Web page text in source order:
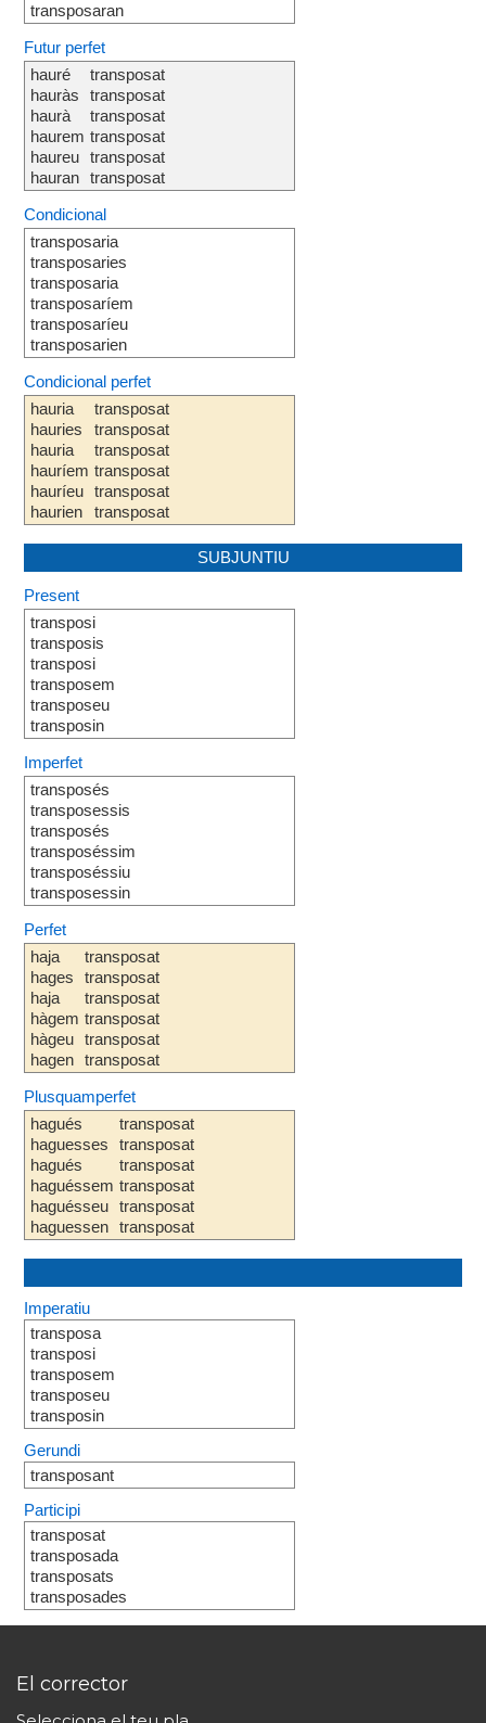
transposaran
Futur perfet
hauré
hauràs
haurà
haurem
haureu
hauran
transposat
transposat
transposat
transposat
transposat
transposat
Condicional
transposaria
transposaries
transposaria
transposaríem
transposaríeu
transposarien
Condicional perfet
hauria
hauries
hauria
hauríem
hauríeu
haurien
transposat
transposat
transposat
transposat
transposat
transposat
SUBJUNTIU
Present
transposi
transposis
transposi
transposem
transposeu
transposin
Imperfet
transposés
transposessis
transposés
transposéssim
transposéssiu
transposessin
Perfet
haja
hages
haja
hàgem
hàgeu
hagen
transposat
transposat
transposat
transposat
transposat
transposat
Plusquamperfet
hagués
haguesses
hagués
haguéssem
haguésseu
haguessen
transposat
transposat
transposat
transposat
transposat
transposat
Imperatiu
transposa
transposi
transposem
transposeu
transposin
Gerundi
transposant
Participi
transposat
transposada
transposats
transposades
El corrector